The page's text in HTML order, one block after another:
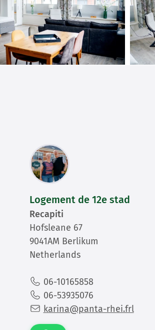
Logement de 12e stad
Recapiti
Hofsleane 67
9041AM Berlikum
Netherlands
06-10165858
06-53935076
karina@panta-rhei.frl